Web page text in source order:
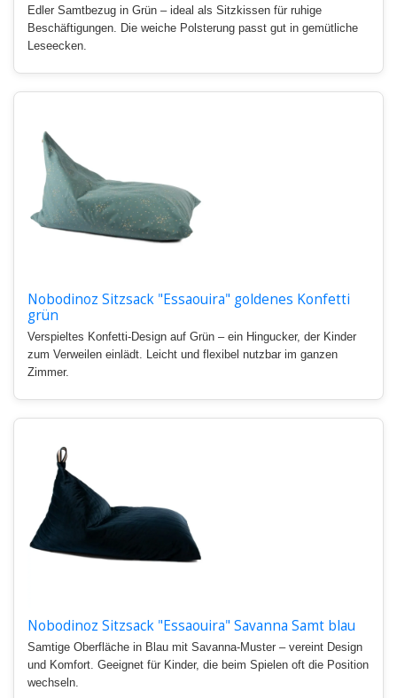
Edler Samtbezug in Grün – ideal als Sitzkissen für ruhige
Beschäftigungen. Die weiche Polsterung passt gut in gemütliche
Leseecken.
Nobodinoz Sitzsack "Essaouira" goldenes Konfetti
grün
Verspieltes Konfetti-Design auf Grün – ein Hingucker, der Kinder
zum Verweilen einlädt. Leicht und flexibel nutzbar im ganzen
Zimmer.
Nobodinoz Sitzsack "Essaouira" Savanna Samt blau
Samtige Oberfläche in Blau mit Savanna-Muster – vereint Design
und Komfort. Geeignet für Kinder, die beim Spielen oft die Position
wechseln.